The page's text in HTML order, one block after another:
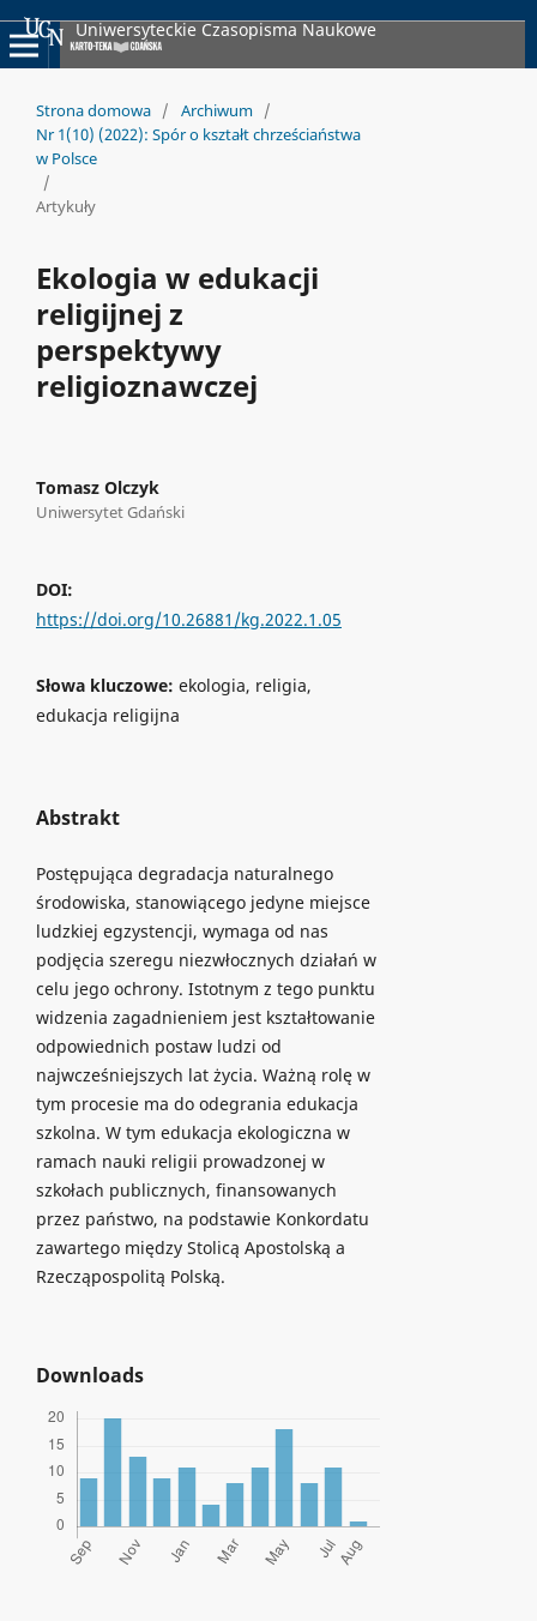
Uniwersyteckie Czasopisma Naukowe
Strona domowa / Archiwum /
Nr 1(10) (2022): Spór o kształt chrześciaństwa
w Polsce
/
Artykuły
Ekologia w edukacji
religijnej z
perspektywy
religioznawczej
Tomasz Olczyk
Uniwersytet Gdański
DOI:
https://doi.org/10.26881/kg.2022.1.05
Słowa kluczowe: ekologia, religia,
edukacja religijna
Abstrakt
Postępująca degradacja naturalnego
środowiska, stanowiącego jedyne miejsce
ludzkiej egzystencji, wymaga od nas
podjęcia szeregu niezwłocznych działań w
celu jego ochrony. Istotnym z tego punktu
widzenia zagadnieniem jest kształtowanie
odpowiednich postaw ludzi od
najwcześniejszych lat życia. Ważną rolę w
tym procesie ma do odegrania edukacja
szkolna. W tym edukacja ekologiczna w
ramach nauki religii prowadzonej w
szkołach publicznych, finansowanych
przez państwo, na podstawie Konkordatu
zawartego między Stolicą Apostolską a
Rzecząpospolitą Polską.
Downloads